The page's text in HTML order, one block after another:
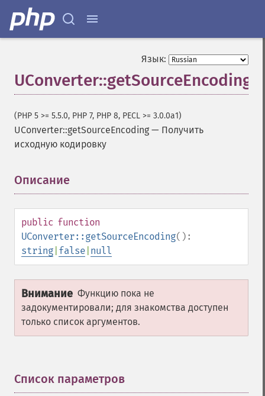
Язык:
UConverter::getSourceEncoding
(PHP 5 >= 5.5.0, PHP 7, PHP 8, PECL >= 3.0.0a1)
UConverter::getSourceEncoding — Получить
исходную кодировку
Описание
public function
UConverter::getSourceEncoding():
string false null
Внимание Функцию пока не
задокументировали; для знакомства доступен
только список аргументов.
Список параметров